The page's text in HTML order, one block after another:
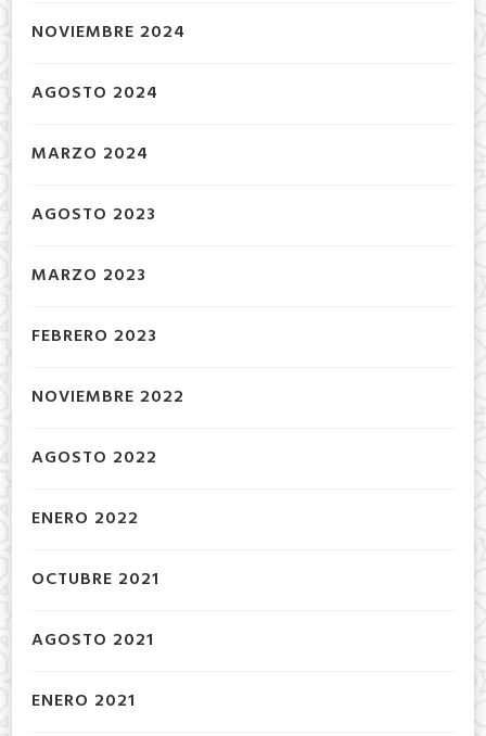
NOVIEMBRE 2024
AGOSTO 2024
MARZO 2024
AGOSTO 2023
MARZO 2023
FEBRERO 2023
NOVIEMBRE 2022
AGOSTO 2022
ENERO 2022
OCTUBRE 2021
AGOSTO 2021
ENERO 2021